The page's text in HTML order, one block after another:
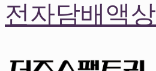
전자담배액상